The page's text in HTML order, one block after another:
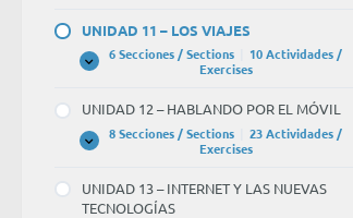
HACEMOS
TURISMO
UNIDAD 11 – LOS VIAJES
Expandir
UNIDAD
LOS
VIAJES
6 Secciones / Sections
10 Actividades /
Exercises
UNIDAD 12 – HABLANDO POR EL MÓVIL
Expandir
UNIDAD
HABLANDO
POR
8 Secciones / Sections
23 Actividades /
Exercises
UNIDAD 13 – INTERNET Y LAS NUEVAS
TECNOLOGÍAS